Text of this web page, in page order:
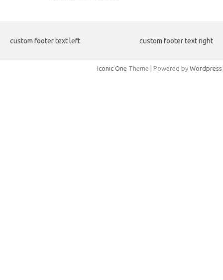
custom footer text left custom footer text right
Iconic One Theme | Powered by Wordpress